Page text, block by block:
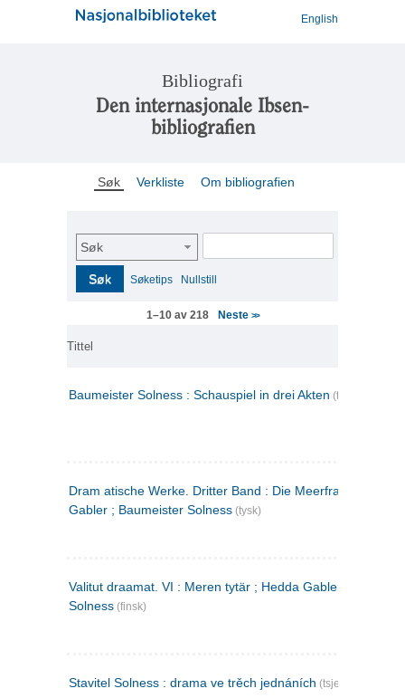
English
Bibliografi
Den internasjonale Ibsen-
bibliografien
Søk Verkliste Om bibliografien
Søk
Søk Søketips Nullstill
1–10 av 218 Neste >>
Tittel
Baumeister Solness : Schauspiel in drei Akten (tysk)
Dram atische Werke. Dritter Band : Die Meerfrau ; Hedda
Gabler ; Baumeister Solness (tysk)
Valitut draamat. VI : Meren tytär ; Hedda Gabler ;
Solness (finsk)
Stavitel Solness : drama ve trěch jednáních (tsjekkisk)